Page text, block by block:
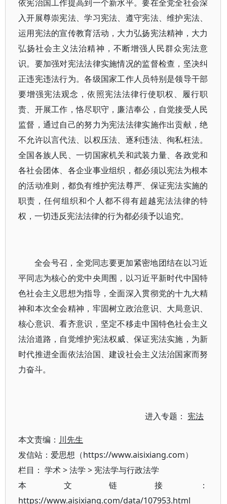
依宪治国工作提高到一个新水平。要在全党全社会深
入开展尊崇宪法、学习宪法、遵守宪法、维护宪法、
运用宪法的宣传教育活动，大力弘扬宪法精神，大力
弘扬社会主义法治精神，不断增强人民群众宪法意
识。要加强对宪法法律实施情况的监督检查，坚决纠
正违宪违法行为。各级国家工作人员特别是领导干部
要增强宪法观念，依照宪法法律行使职权、履行职
责、开展工作，恪尽职守，廉洁奉公，自觉接受人民
监督，通过自己的努力为宪法法律实施作出贡献，绝
不允许以言代法、以权压法、逐利违法、徇私枉法。
全国各族人民、一切国家机关和武装力量、各政党和
各社会团体、各企业事业组织，都必须以宪法为根本
的活动准则，都负有维护宪法尊严、保证宪法实施的
职责，任何组织和个人都不得有超越宪法法律的特
权，一切违反宪法法律的行为都必须予以追究。
全会号召，全党同志要更加紧密地团结在以习近
平同志为核心的党中央周围，以习近平新时代中国特
色社会主义思想为指导，全面深入贯彻党的十九大精
神和本次全会精神，牢固树立政治意识、大局意识、
核心意识、看齐意识，坚定不移走中国特色社会主义
法治道路，自觉维护宪法权威、保证宪法实施，为新
时代推进全面依法治国、建设社会主义法治国家而努
力奋斗。
进入专题： 宪法
本文责编： 川先生
发信站：爱思想（https://www.aisixiang.com）
栏目： 学术>法学 > 宪法学与行政法学
本文链接：
https://www.aisixiang.com/data/107953.html